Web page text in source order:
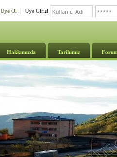
Üye Ol Üye Girişi
Hakkımızda Tarihimiz